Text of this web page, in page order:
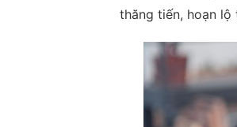
thăng tiến, hoạn lộ